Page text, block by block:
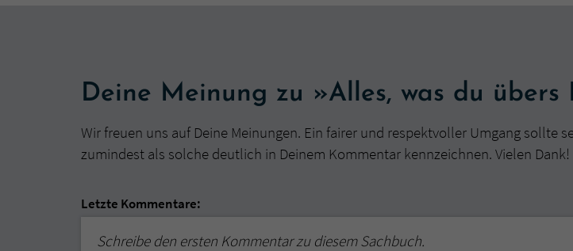
Deine Meinung zu »Alles, was du übers
Wir freuen uns auf Deine Meinungen. Ein fairer und respektvoller Umgang
zumindest als solche deutlich in Deinem Kommentar kennzeichnen. Vielen Dank!
Letzte Kommentare:
Schreibe den ersten Kommentar zu diesem Sachbuch.